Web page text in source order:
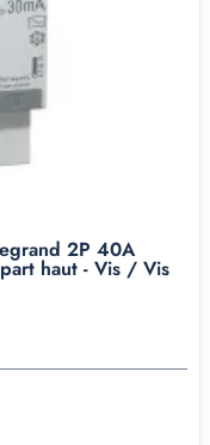
2P 40A
haut - Vis / Vis